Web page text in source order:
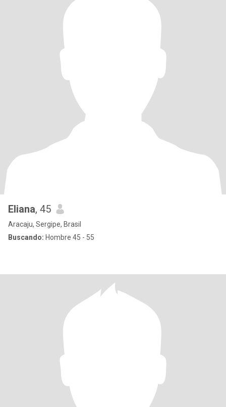
Eliana, 45
Aracaju, Sergipe, Brasil
Buscando: Hombre 45 - 55